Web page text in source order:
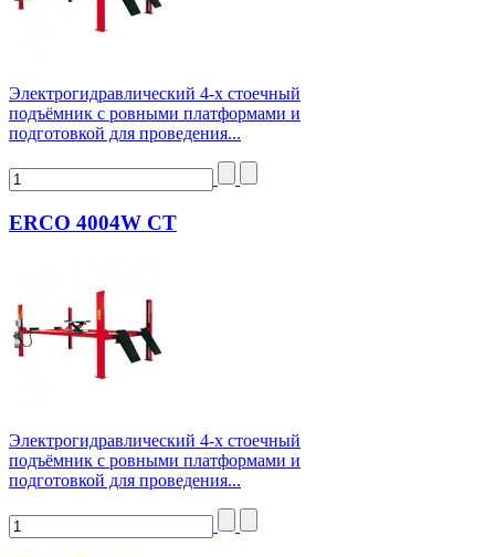
Электрогидравлический 4-х стоечный
подъёмник с ровными платформами и
подготовкой для проведения...
ERCO 4004W CT
Электрогидравлический 4-х стоечный
подъёмник с ровными платформами и
подготовкой для проведения...